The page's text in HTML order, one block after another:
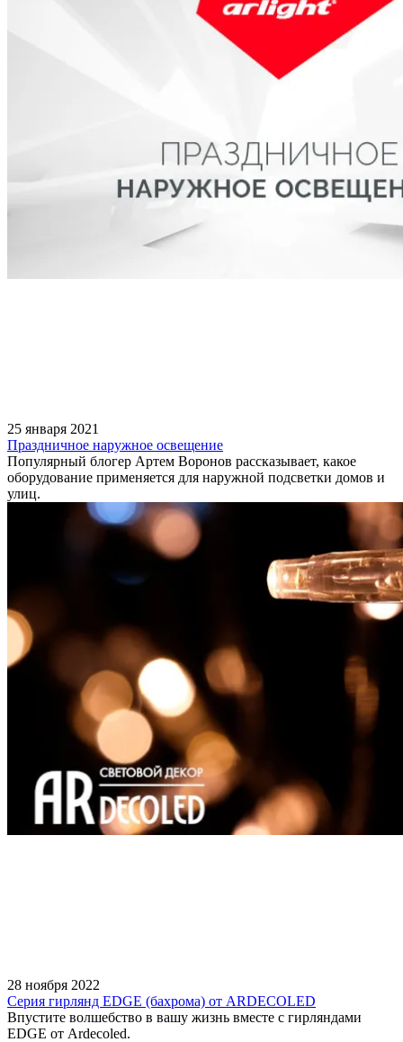
25 января 2021
Праздничное наружное освещение
Популярный блогер Артем Воронов рассказывает, какое
оборудование применяется для наружной подсветки домов и
улиц.
28 ноября 2022
Серия гирлянд EDGE (бахрома) от ARDECOLED
Впустите волшебство в вашу жизнь вместе с гирляндами
EDGE от Ardecoled.